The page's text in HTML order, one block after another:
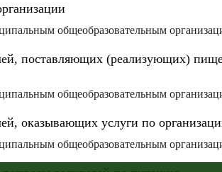
общеобразовательным
поставляющих (реализующих)
общеобразовательным
оказывающих услуги по
общеобразовательным